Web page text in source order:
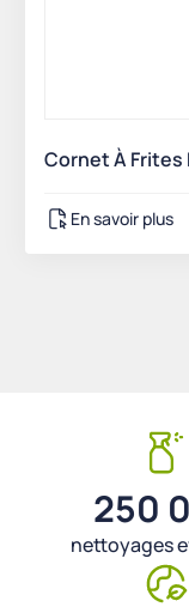
Cornet À Frites
En savoir plus
250
nettoyages